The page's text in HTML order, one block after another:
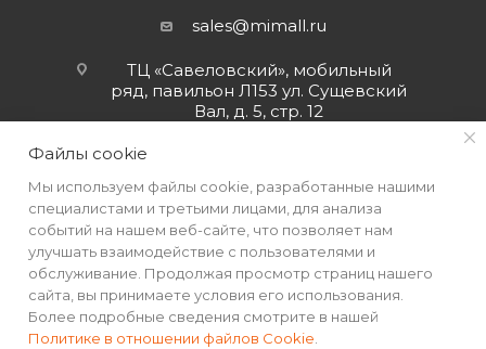
sales@mimall.ru
ТЦ «Савеловский», мобильный
ряд, павильон Л153 ул. Сущевский
Вал, д. 5, стр. 12
Файлы cookie
Мы используем файлы cookie, разработанные нашими
специалистами и третьими лицами, для анализа
событий на нашем веб-сайте, что позволяет нам
улучшать взаимодействие с пользователями и
обслуживание. Продолжая просмотр страниц нашего
сайта, вы принимаете условия его использования.
Более подробные сведения смотрите в нашей
Политике в отношении файлов Cookie